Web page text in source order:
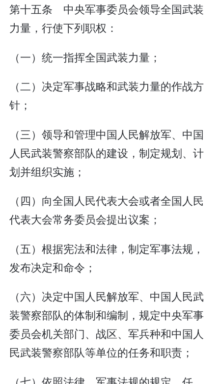
第十五条 中央军事委员会领导全国武装
力量，行使下列职权：
（一）统一指挥全国武装力量；
（二）决定军事战略和武装力量的作战方
针；
（三）领导和管理中国人民解放军、中国
人民武装警察部队的建设，制定规划、计
划并组织实施；
（四）向全国人民代表大会或者全国人民
代表大会常务委员会提出议案；
（五）根据宪法和法律，制定军事法规，
发布决定和命令；
（六）决定中国人民解放军、中国人民武
装警察部队的体制和编制，规定中央军事
委员会机关部门、战区、军兵种和中国人
民武装警察部队等单位的任务和职责；